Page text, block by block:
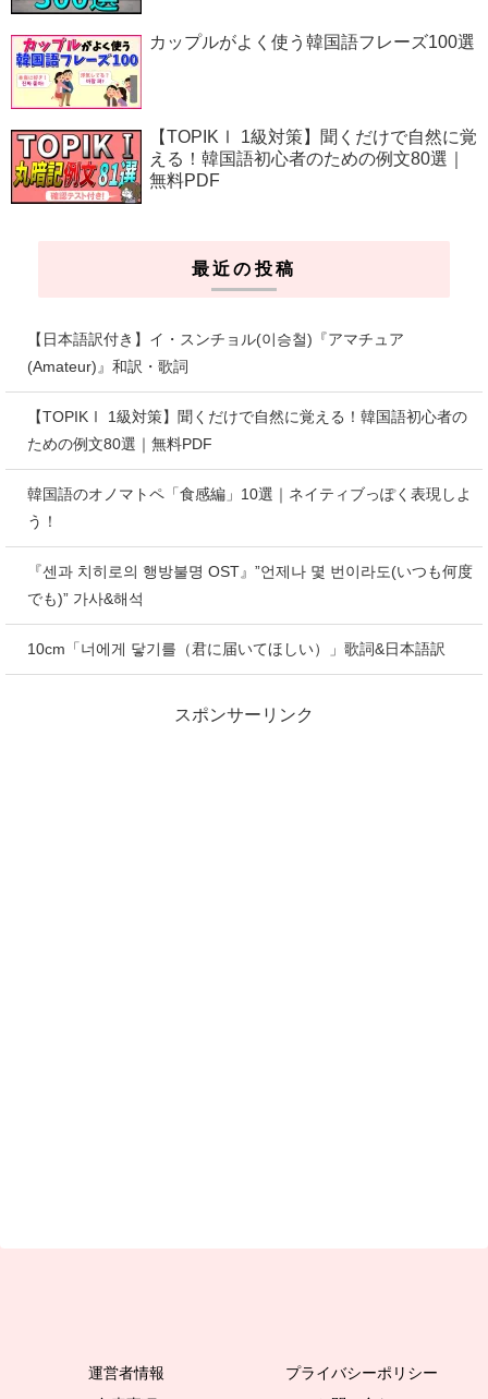
カップルがよく使う韓国語フレーズ100選
【TOPIKⅠ 1級対策】聞くだけで自然に覚
える！韓国語初心者のための例文80選｜
無料PDF
最近の投稿
【日本語訳付き】イ・スンチョル(이승철)『アマチュア
(Amateur)』和訳・歌詞
【TOPIKⅠ 1級対策】聞くだけで自然に覚える！韓国語初心者の
ための例文80選｜無料PDF
韓国語のオノマトペ「食感編」10選｜ネイティブっぽく表現しよ
う！
『센과 치히로의 행방불명 OST』”언제나 몇 번이라도(いつも何度
でも)” 가사&해석
10cm「너에게 닿기를（君に届いてほしい）」歌詞&日本語訳
スポンサーリンク
運営者情報
プライバシーポリシー